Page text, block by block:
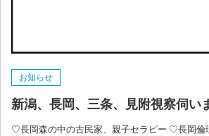
お知らせ
新潟、長岡、三条、見附視察伺い
♡長岡森の中の古民家、親子セラピー ♡長岡倫